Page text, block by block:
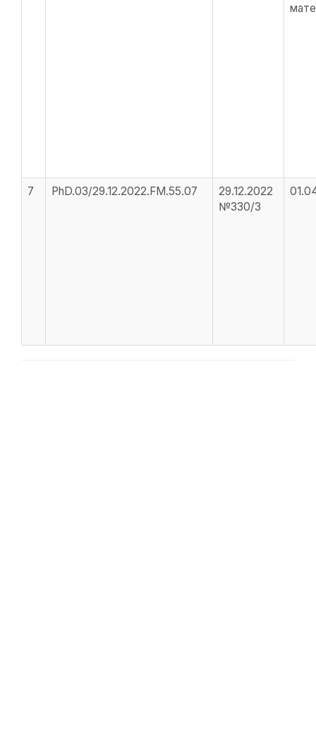
7 PhD.03/29.12.2022.FM.55.07
29.12.2022
№330/3